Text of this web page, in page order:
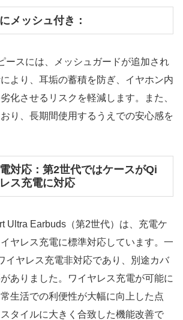
メッシュ付き：
ースには、メッシュガードが追加され
より、耳垢の蓄積を防ぎ、イヤホン内
化させるリスクを軽減します。また、
り、長期間使用するうえでの安心感を
対応：第2世代ではケースがQi
ス充電に対応
Ultra Earbuds（第2世代）は、充電ケ
ヤレス充電に標準対応しています。一
イヤレス充電非対応であり、別途カバ
ありました。ワイヤレス充電が可能に
生活での利便性が大幅に向上した点
タイルに大きく合致した機能改善で